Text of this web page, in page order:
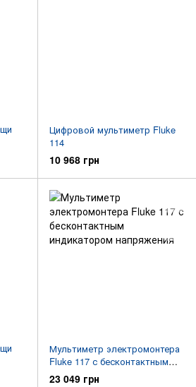
Цифровой мультиметр Fluke
114
10 968 грн
Мультиметр электромонтера
Fluke 117 с бесконтактным
индикатором напряжения
23 049 грн